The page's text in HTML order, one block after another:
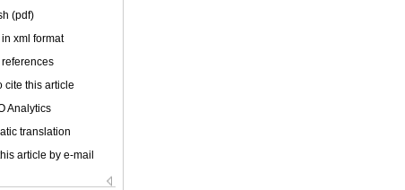
(pdf)
xml format
cite this article
Analytics
translation
article by e-mail